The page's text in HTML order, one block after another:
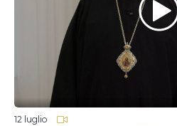
12 luglio